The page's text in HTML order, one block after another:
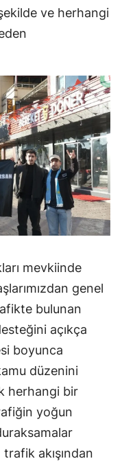
ve herhangi
mevkiinde
genel
bulunan
açıkça
boyunca
düzenini
herhangi bir
yoğun
akışından